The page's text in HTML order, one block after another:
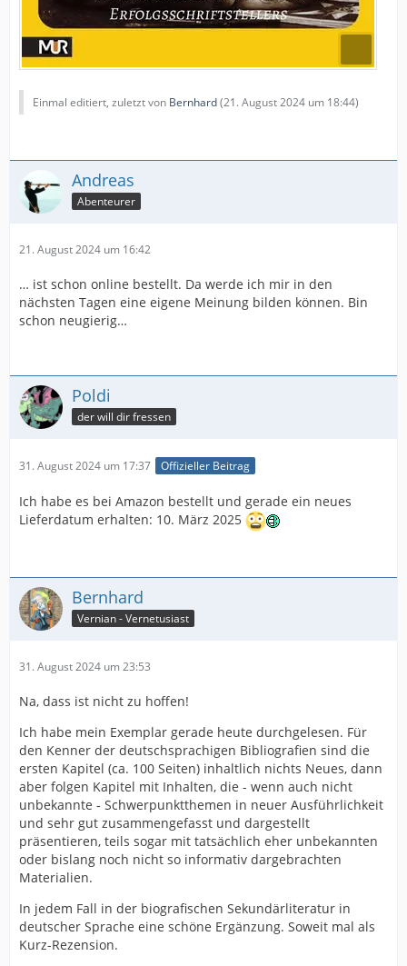
Einmal editiert, zuletzt von Bernhard(21. August 2024 um 18:44)
Andreas
Abenteurer
21. August 2024 um 16:42
… ist schon online bestellt. Da werde ich mir in den
nächsten Tagen eine eigene Meinung bilden können. Bin
schon neugierig…
Poldi
der will dir fressen
31. August 2024 um 17:37 Offizieller Beitrag
Ich habe es bei Amazon bestellt und gerade ein neues
Lieferdatum erhalten: 10. März 2025
Bernhard
Vernian - Vernetusiast
31. August 2024 um 23:53
Na, dass ist nicht zu hoffen!
Ich habe mein Exemplar gerade heute durchgelesen. Für
den Kenner der deutschsprachigen Bibliografien sind die
ersten Kapitel (ca. 100 Seiten) inhaltlich nichts Neues, dann
aber folgen Kapitel mit Inhalten, die - wenn auch nicht
unbekannte - Schwerpunktthemen in neuer Ausführlichkeit
und sehr gut zusammengefasst und dargestellt
präsentieren, teils sogar mit tatsächlich eher unbekannten
oder bislang noch nicht so informativ dargebrachten
Materialien.
In jedem Fall in der biografischen Sekundärliteratur in
deutscher Sprache eine schöne Ergänzung. Soweit mal als
Kurz-Rezension.